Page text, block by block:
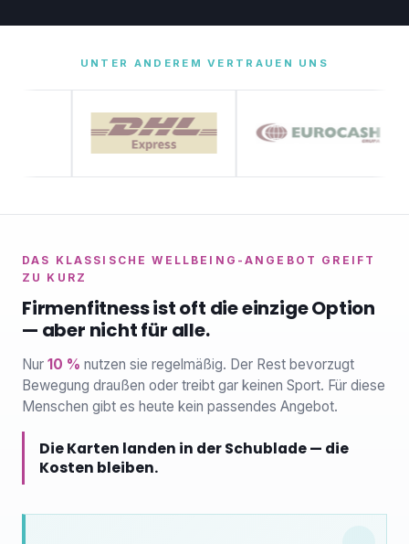
UNTER ANDEREM VERTRAUEN UNS
DAS KLASSISCHE WELLBEING-ANGEBOT GREIFT
ZU KURZ
Firmenfitness ist oft die einzige Option
— aber nicht für alle.
Nur 10 % nutzen sie regelmäßig. Der Rest bevorzugt
Bewegung draußen oder treibt gar keinen Sport. Für diese
Menschen gibt es heute kein passendes Angebot.
Die Karten landen in der Schublade — die
Kosten bleiben.